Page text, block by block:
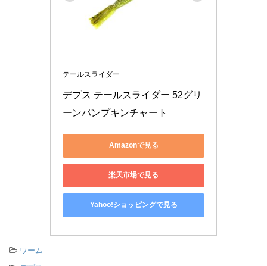
テールスライダー
デプス テールスライダー 52グリ
ーンパンプキンチャート
Amazonで見る
楽天市場で見る
Yahoo!ショッピングで見る
-ワーム